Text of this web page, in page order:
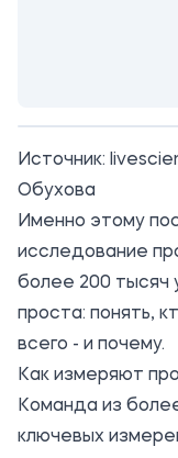
Источник:
Обухова
Именно этому
исследование
более 200 тысяч
проста: понять,
всего - и почему.
Как измеряют
Команда из
ключевых